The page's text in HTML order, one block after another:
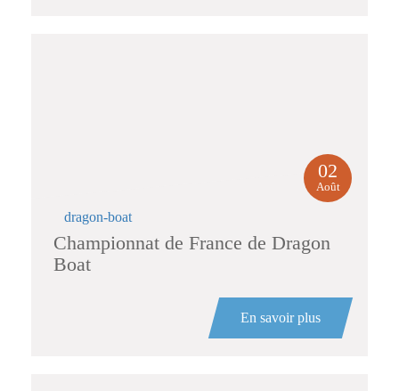
dragon-boat
Championnat de France de Dragon
Boat
02
Août
En savoir plus